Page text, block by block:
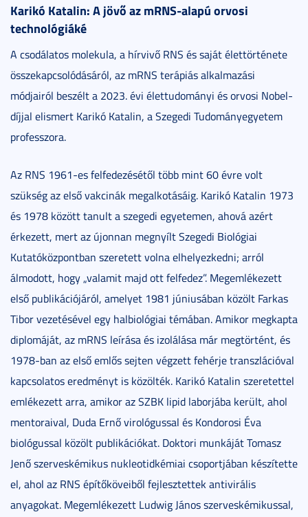
Karikó Katalin: A jövő az mRNS-alapú orvosi
technológiáké
A csodálatos molekula, a hírvivő RNS és saját élettörténete
összekapcsolódásáról, az mRNS terápiás alkalmazási
módjairól beszélt a 2023. évi élettudományi és orvosi Nobel-
díjjal elismert Karikó Katalin, a Szegedi Tudományegyetem
professzora.
Az RNS 1961-es felfedezésétől több mint 60 évre volt
szükség az első vakcinák megalkotásáig. Karikó Katalin 1973
és 1978 között tanult a szegedi egyetemen, ahová azért
érkezett, mert az újonnan megnyílt Szegedi Biológiai
Kutatóközpontban szeretett volna elhelyezkedni; arról
álmodott, hogy „valamit majd ott felfedez”. Megemlékezett
első publikációjáról, amelyet 1981 júniusában közölt Farkas
Tibor vezetésével egy halbiológiai témában. Amikor megkapta
diplomáját, az mRNS leírása és izolálása már megtörtént, és
1978-ban az első emlős sejten végzett fehérje transzlációval
kapcsolatos eredményt is közölték. Karikó Katalin szeretettel
emlékezett arra, amikor az SZBK lipid laborjába került, ahol
mentoraival, Duda Ernő virológussal és Kondorosi Éva
biológussal közölt publikációkat. Doktori munkáját Tomasz
Jenő szerveskémikus nukleotidkémiai csoportjában készítette
el, ahol az RNS építőköveiből fejlesztettek antivirális
anyagokat. Megemlékezett Ludwig János szerveskémikussal,